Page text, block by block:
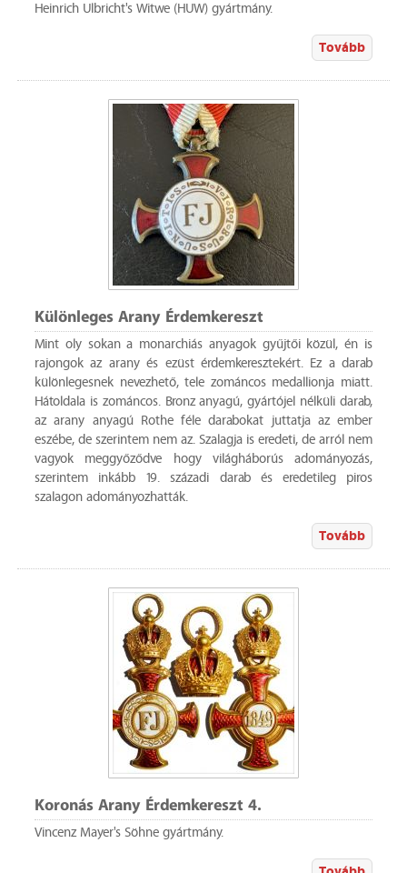
Heinrich Ulbricht's Witwe (HUW) gyártmány.
Tovább
Különleges Arany Érdemkereszt
Mint oly sokan a monarchiás anyagok gyűjtői közül, én is
rajongok az arany és ezüst érdemkeresztekért. Ez a darab
különlegesnek nevezhető, tele zománcos medallionja miatt.
Hátoldala is zománcos. Bronz anyagú, gyártójel nélküli darab,
az arany anyagú Rothe féle darabokat juttatja az ember
eszébe, de szerintem nem az. Szalagja is eredeti, de arról nem
vagyok meggyőződve hogy világháborús adományozás,
szerintem inkább 19. századi darab és eredetileg piros
szalagon adományozhatták.
Tovább
Koronás Arany Érdemkereszt 4.
Vincenz Mayer's Söhne gyártmány.